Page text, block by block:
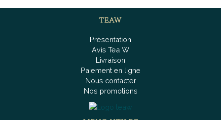
TEAW
Présentation
Avis Tea W
Livraison
Paiement en ligne
Nous contacter
Nos promotions